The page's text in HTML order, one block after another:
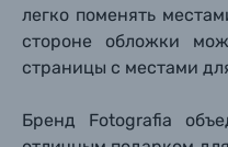
Фоторамки
Фотоальбомы
Книги о
легко поменять
стороне обложки
страницы с местами
Бренд Fotografia